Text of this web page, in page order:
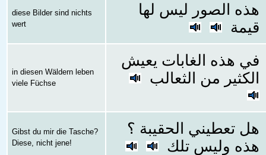
diese Bilder sind nichts
wert
هذه الصور ليس لها
قيمة
in diesen Wäldern leben
viele Füchse
في هذه الغابات يعيش
الكثير من الثعالب
Gibst du mir die Tasche?
Diese, nicht jene!
هل تعطيني الحقيبة ؟
هذه وليس تلك